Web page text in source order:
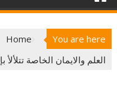
You are here
Home
العلم والايمان الخاصة تتلألأ